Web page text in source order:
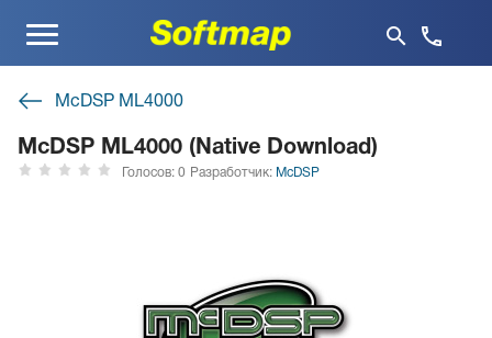
Меню
McDSP ML4000
McDSP ML4000 (Native Download)
Голосов: 0 Разработчик: McDSP